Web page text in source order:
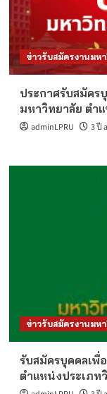
ข่าวรับสมัครงานมห
ประกาศรับสมัคร
มหาวิทยาลัย ตำ
adminLPRU 3 ปี
ข่าวรับสมัครงานมห
รับสมัครบุคคลเพื่
ตำแหน่งประเภท